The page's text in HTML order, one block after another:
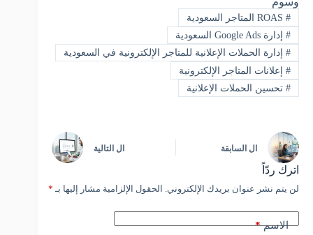
#ROAS المتاجر السعودية
#إدارة Google Ads السعودية
#إدارة الحملات الإعلانية للمتاجر الإلكترونية في السعودية
#إعلانات المتاجر الإلكترونية
#تحسين الحملات الإعلانية
ال السابقة ال التالية
اترك ردّاً
لن يتم نشر عنوان بريدك الإلكتروني. الحقول الإلزامية مشار إليها بـ *
الاسم*